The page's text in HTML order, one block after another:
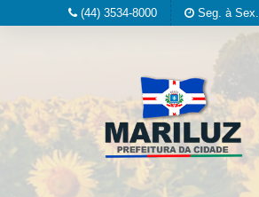
(44) 3534-8000 Seg. à